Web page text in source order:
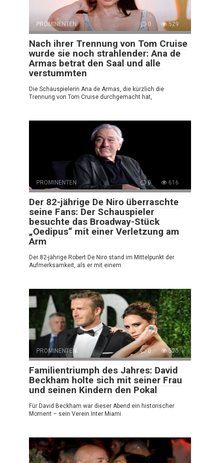
PROMINENTEN 0 529
Nach ihrer Trennung von Tom Cruise
wurde sie noch strahlender: Ana de
Armas betrat den Saal und alle
verstummten
Die Schauspielerin Ana de Armas, die kürzlich die
Trennung von Tom Cruise durchgemacht hat,
PROMINENTEN 0 616
Der 82-jährige De Niro überraschte
seine Fans: Der Schauspieler
besuchte das Broadway-Stück
„Oedipus“ mit einer Verletzung am
Arm
Der 82-jährige Robert De Niro stand im Mittelpunkt der
Aufmerksamkeit, als er mit einem
PROMINENTEN 0 525
Familientriumph des Jahres: David
Beckham holte sich mit seiner Frau
und seinen Kindern den Pokal
Für David Beckham war dieser Abend ein historischer
Moment – sein Verein Inter Miami